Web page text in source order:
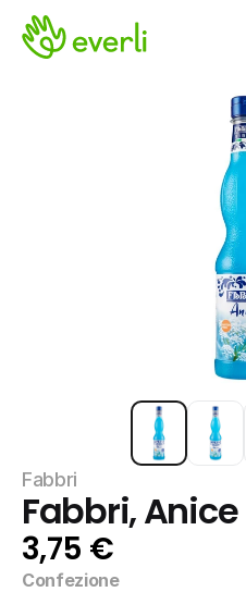
Fabbri
Fabbri, Anice
3,75 €
Confezione